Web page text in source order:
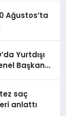
Ağustos’ta
Yurtdışı
Başkan
saç
anlattı